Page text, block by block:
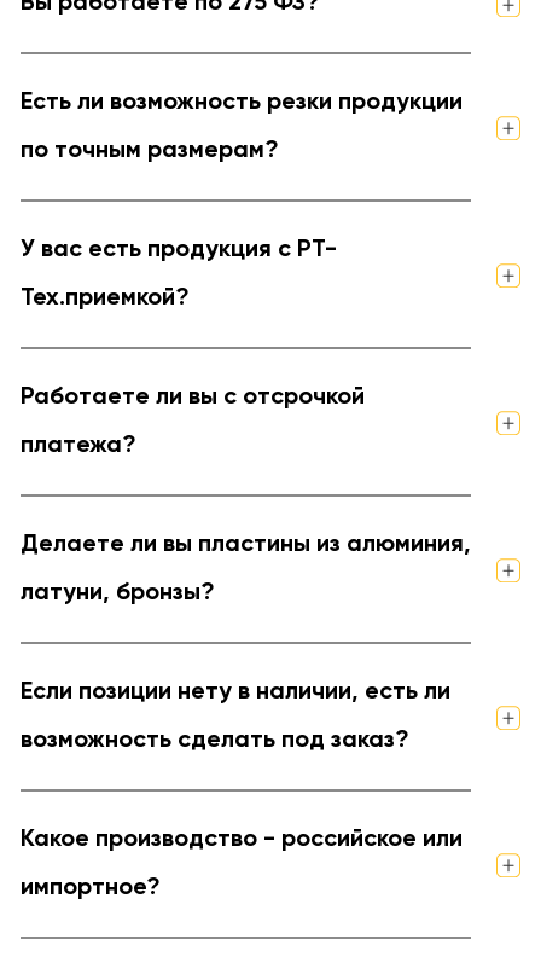
Есть ли возможность резки продукции
по точным размерам?
У вас есть продукция с РТ-
Тех.приемкой?
Работаете ли вы с отсрочкой
платежа?
Делаете ли вы пластины из алюминия,
латуни, бронзы?
Если позиции нету в наличии, есть ли
возможность сделать под заказ?
Какое производство - российское или
импортное?